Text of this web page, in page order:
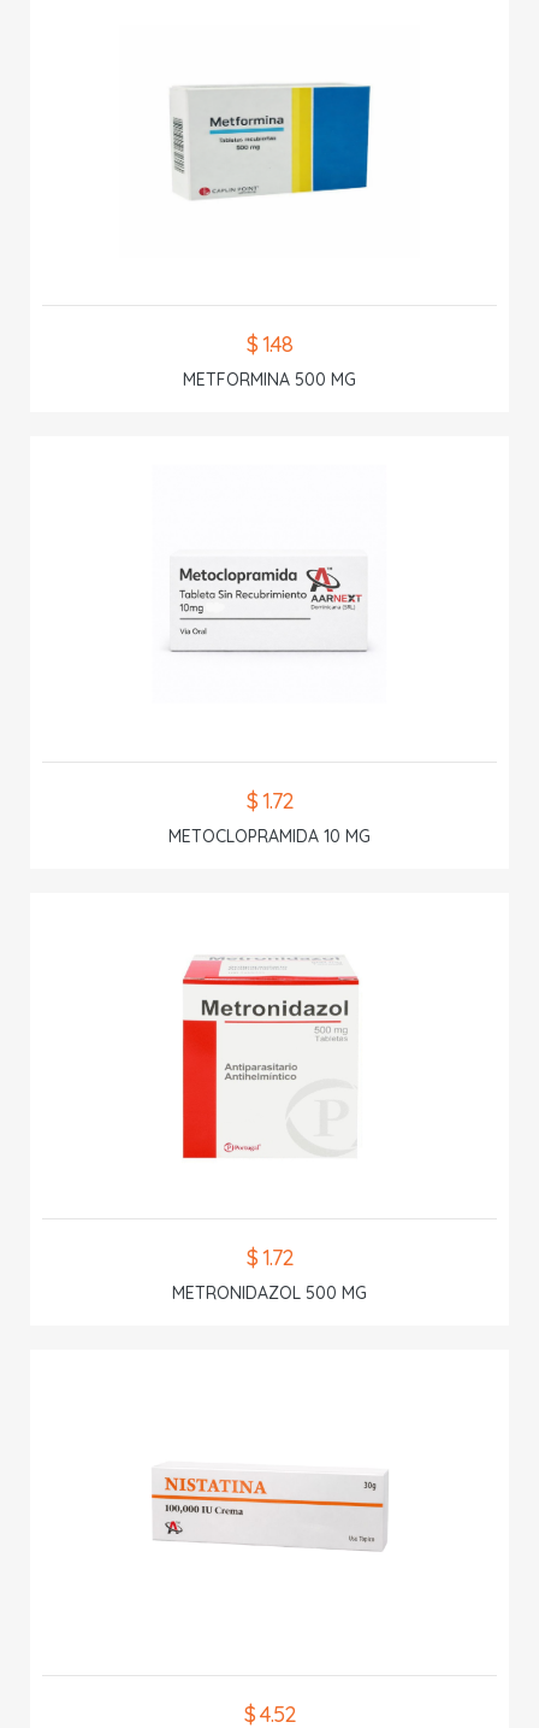
$ 1.48
METFORMINA 500 MG
$ 1.72
METOCLOPRAMIDA 10 MG
$ 1.72
METRONIDAZOL 500 MG
$ 4.52